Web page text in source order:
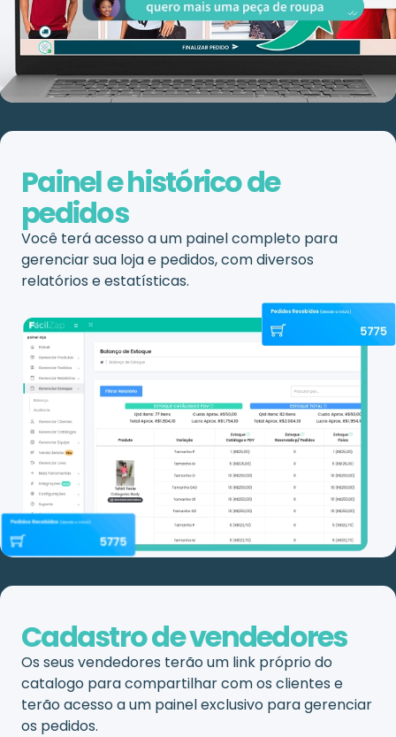
Painel e histórico de
pedidos
Você terá acesso a um painel completo para
gerenciar sua loja e pedidos, com diversos
relatórios e estatísticas.
Cadastro de vendedores
Os seus vendedores terão um link próprio do
catalogo para compartilhar com os clientes e
terão acesso a um painel exclusivo para gerenciar
os pedidos.